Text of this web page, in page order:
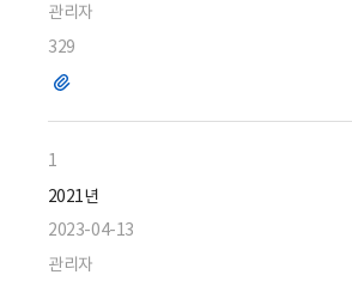
관리자
329
파
1
2021년
2023-04-13
관리자